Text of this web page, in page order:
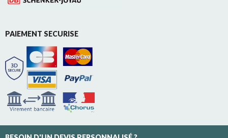
PAIEMENT SECURISE